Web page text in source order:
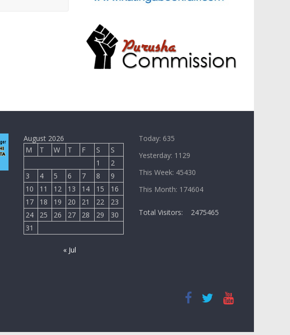
August 2026
M
T W T F S
S
1
2
3
4 5 6 7 8
9
10
11 12 13 14 15
16
17
18 19 20 21 22
23
24
25 26 27 28 29
30
31
« Jul
Today: 635
Yesterday: 1129
This Week: 45430
This Month: 174604
Total Visitors: 2475465